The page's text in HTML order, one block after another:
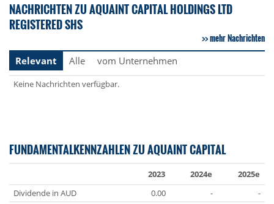
NACHRICHTEN ZU AQUAINT CAPITAL HOLDINGS LTD
REGISTERED SHS
mehr Nachrichten
Relevant
Alle vom Unternehmen
Keine Nachrichten verfügbar.
FUNDAMENTALKENNZAHLEN ZU AQUAINT CAPITAL
2023 2024e
2025e
Dividende in AUD
0.00 -
-